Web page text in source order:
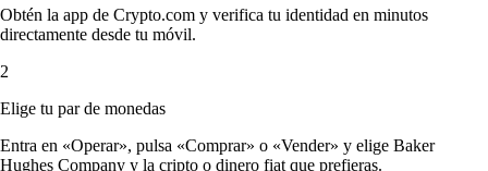
Obtén la app de Crypto.com y verifica tu identidad en minutos
directamente desde tu móvil.
2
Elige tu par de monedas
Entra en «Operar», pulsa «Comprar» o «Vender» y elige Baker
Hughes Company y la cripto o dinero fiat que prefieras.